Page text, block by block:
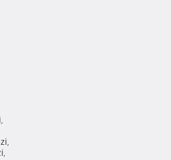
,
,
,